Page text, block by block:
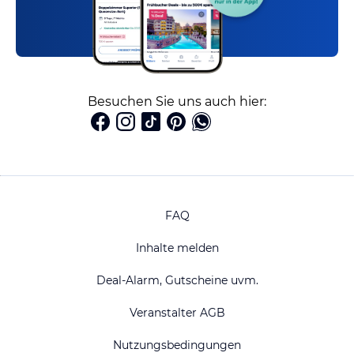
Besuchen Sie uns auch hier:
FAQ
Inhalte melden
Deal-Alarm, Gutscheine uvm.
Veranstalter AGB
Nutzungsbedingungen